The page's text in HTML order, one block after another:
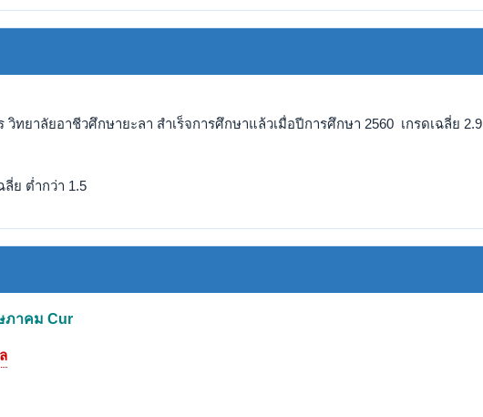
ทยาลัยอาชีวศึกษายะลา สำเร็จการศึกษาแล้วเมื่อปีการศึกษา 2560 เกรดเฉลี่ย 2.9
ย ต่ำกว่า 1.5
ภาคม Cur